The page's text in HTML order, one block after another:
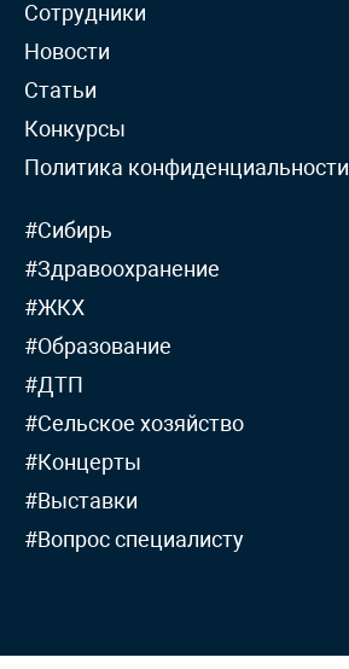
Сотрудники
Новости
Статьи
Конкурсы
Политика конфиденциальности
#Сибирь
#Здравоохранение
#ЖКХ
#Образование
#ДТП
#Сельское хозяйство
#Концерты
#Выставки
#Вопрос специалисту